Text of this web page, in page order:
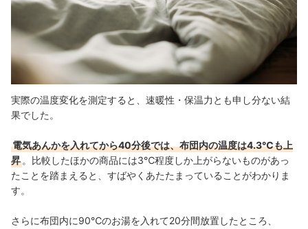
実際の温度変化を測定すると、速暖性・保温力とも申し分ない結
果でした。
電気あんかを入れてから40分後では、布団内の温度は4.3℃も上
昇 。比較したほかの商品には3℃程度しか上がらないものがあっ
たことを踏まえると、すばやくあたたまっていることがわかりま
す。
さらに布団内に90℃のお湯を入れて20分間放置したところ、